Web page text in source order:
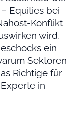
Equities bei
Konflikt
wird,
ein
Sektoren
Richtige für
in